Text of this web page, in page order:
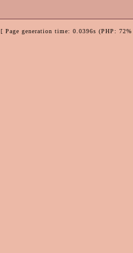
[ Page generation time: 0.0396s (PHP: